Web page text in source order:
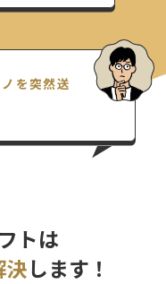
を突然送
トは
決します！